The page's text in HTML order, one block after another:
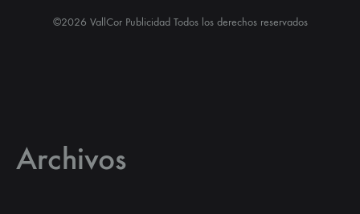
©2026 VallCor Publicidad Todos los derechos reservados
Archivos